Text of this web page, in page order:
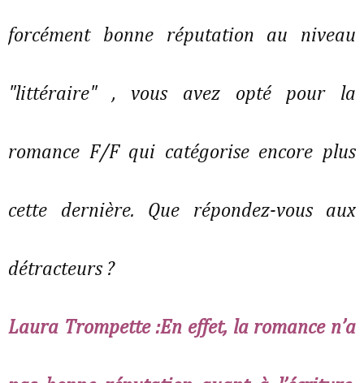
forcément bonne réputation au niveau
"littéraire" , vous avez opté pour la
romance F/F qui catégorise encore plus
cette dernière. Que répondez-vous aux
détracteurs ?
Laura Trompette :En effet, la romance n’a